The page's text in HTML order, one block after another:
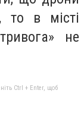
то в місті
не
Ctrl + Enter, щоб